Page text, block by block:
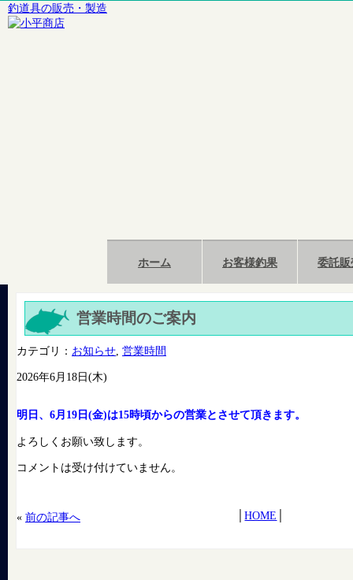
釣道具の販売・製造
ホーム お客様釣果 委託販
営業時間のご案内
カテゴリ： お知らせ 営業時間
2026年6月18日(木)
明日、6月19日(金)は15時頃からの営業とさせて頂きます。
よろしくお願い致します。
コメントは受け付けていません。
« 前の記事へ │HOME